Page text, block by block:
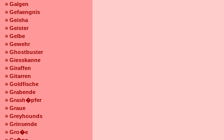
» Galgen
» Gefaengnis
» Geisha
» Geister
» Gelbe
» Gewehr
» Ghostbuster
» Giesskanne
» Giraffen
» Gitarren
» Goldfische
» Grabende
» Grash�pfer
» Graue
» Greyhounds
» Grinsende
» Gro�e